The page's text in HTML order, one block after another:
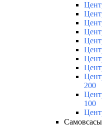
200
100